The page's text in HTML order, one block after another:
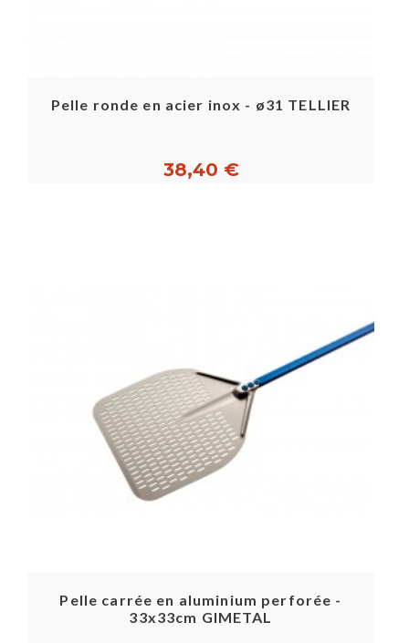
Pelle ronde en acier inox - ø31 TELLIER
38,40 €
Pelle carrée en aluminium perforée -
33x33cm GIMETAL